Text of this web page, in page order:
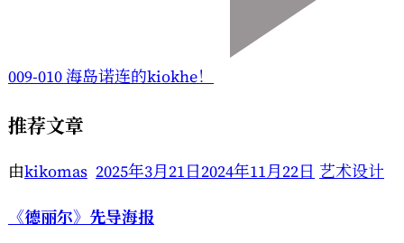
009-010 海岛诺连的kiokhe！
推荐文章
由kikomas 2025年3月21日2024年11月22日 艺术设计
《德丽尔》先导海报